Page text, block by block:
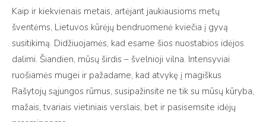
Kaip ir kiekvienais metais, artėjant jaukiausioms metų
šventėms, Lietuvos kūrėjų bendruomenė kviečia į gyvą
susitikimą. Didžiuojamės, kad esame šios nuostabios idėjos
dalimi. Šiandien, mūsų širdis – švelnioji vilna. Intensyviai
ruošiamės mugei ir pažadame, kad atvykę į magiškus
Rašytojų sąjungos rūmus, susipažinsite ne tik su mūsų kūryba,
mažais, tvariais vietiniais verslais, bet ir pasisemsite idėjų